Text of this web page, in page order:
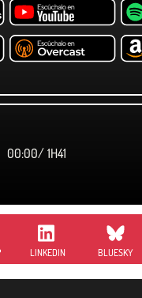
00:00/ 1H41
LINKEDIN BLUESKY